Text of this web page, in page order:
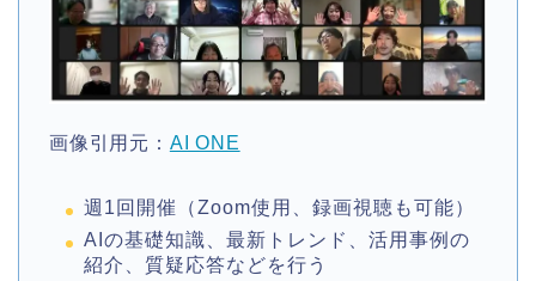
画像引用元： AI ONE
週1回開催（Zoom使用、録画視聴も可能）
AIの基礎知識、最新トレンド、活用事例の
紹介、質疑応答などを行う